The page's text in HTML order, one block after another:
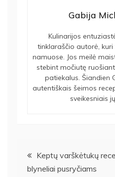
Gabija
Kulinarijos
tinklaraščio autorė,
namuose. Jos meilė
stebint močiutę
patiekalus. Šiandien
autentiškais šeimos
sveikesniais
Navigacija
Keptų varškėtukų
blyneliai pusryčiams